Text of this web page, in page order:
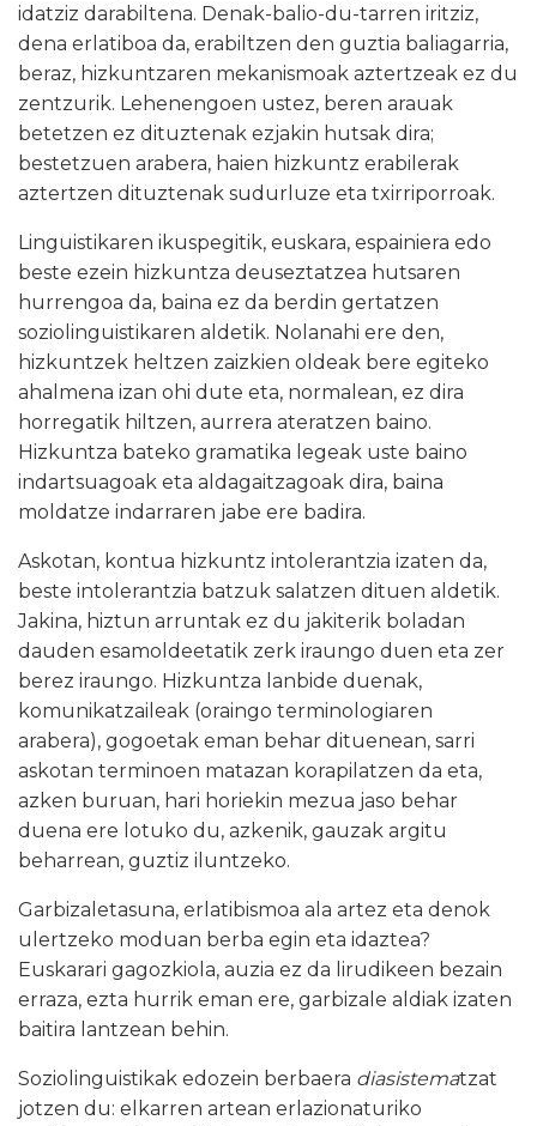
idatziz darabiltena. Denak-balio-du-tarren iritziz,
dena erlatiboa da, erabiltzen den guztia baliagarria,
beraz, hizkuntzaren mekanismoak aztertzeak ez du
zentzurik. Lehenengoen ustez, beren arauak
betetzen ez dituztenak ezjakin hutsak dira;
bestetzuen arabera, haien hizkuntz erabilerak
aztertzen dituztenak sudurluze eta txirriporroak.
Linguistikaren ikuspegitik, euskara, espainiera edo
beste ezein hizkuntza deuseztatzea hutsaren
hurrengoa da, baina ez da berdin gertatzen
soziolinguistikaren aldetik. Nolanahi ere den,
hizkuntzek heltzen zaizkien oldeak bere egiteko
ahalmena izan ohi dute eta, normalean, ez dira
horregatik hiltzen, aurrera ateratzen baino.
Hizkuntza bateko gramatika legeak uste baino
indartsuagoak eta aldagaitzagoak dira, baina
moldatze indarraren jabe ere badira.
Askotan, kontua hizkuntz intolerantzia izaten da,
beste intolerantzia batzuk salatzen dituen aldetik.
Jakina, hiztun arruntak ez du jakiterik boladan
dauden esamoldeetatik zerk iraungo duen eta zer
berez iraungo. Hizkuntza lanbide duenak,
komunikatzaileak (oraingo terminologiaren
arabera), gogoetak eman behar dituenean, sarri
askotan terminoen matazan korapilatzen da eta,
azken buruan, hari horiekin mezua jaso behar
duena ere lotuko du, azkenik, gauzak argitu
beharrean, guztiz iluntzeko.
Garbizaletasuna, erlatibismoa ala artez eta denok
ulertzeko moduan berba egin eta idaztea?
Euskarari gagozkiola, auzia ez da lirudikeen bezain
erraza, ezta hurrik eman ere, garbizale aldiak izaten
baitira lantzean behin.
Soziolinguistikak edozein berbaera diasistematzat
jotzen du: elkarren artean erlazionaturiko